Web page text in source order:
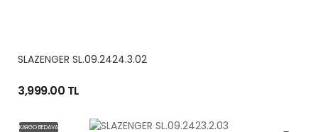
SLAZENGER SL.09.2424.3.02
3,999.00 TL
KARGO BEDAVA